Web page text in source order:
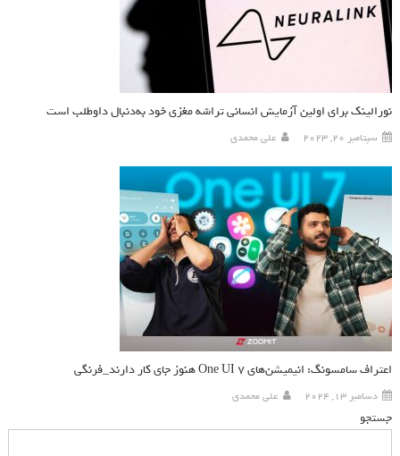
نورالینک برای اولین آزمایش انسانی تراشه مغزی خود به‌دنبال داوطلب است
سپتامبر 20, 2023 علی محمدی
اعتراف سامسونگ: انیمیشن‌های One UI 7 هنوز جای کار دارند_فرنگی
دسامبر 13, 2024 علی محمدی
جستجو